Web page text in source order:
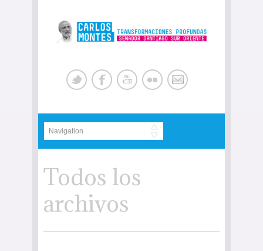
Todos los
archivos